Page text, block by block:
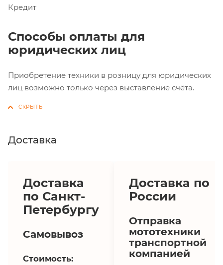
Кредит
Способы оплаты для
юридических лиц
Приобретение техники в розницу для юридических
лиц возможно только через выставление счёта.
Доставка
Доставка
по Санкт-
Петербургу
Самовывоз
Стоимость:
Доставка по
России
Отправка
мототехники
транспортной
компанией